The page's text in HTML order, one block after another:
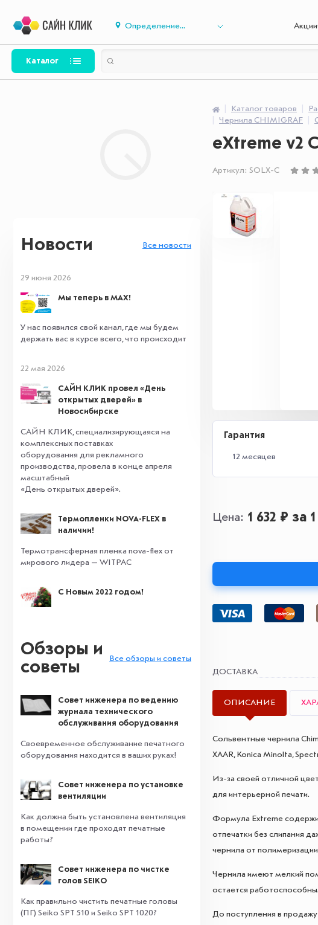
Определение... Акции
Каталог
Новости Все новости
29 июня 2026
Мы теперь в MAX!
У нас появился свой канал, где мы будем
держать вас в курсе всего, что происходит
22 мая 2026
САЙН КЛИК провел «День
открытых дверей» в
Новосибирске
САЙН КЛИК, специализирующаяся на
комплексных поставках
оборудования для рекламного
производства, провела в конце апреля
масштабный
«День открытых дверей».
Термопленки NOVA-FLEX в
наличии!
Термотрансферная пленка nova-flex от
мирового лидера — WITPAC
С Новым 2022 годом!
Обзоры и
советы
Все обзоры и советы
Совет инженера по ведению
журнала технического
обслуживания оборудования
Своевременное обслуживание печатного
оборудования находится в ваших руках!
Совет инженера по установке
вентиляции
Как должна быть установлена вентиляция
в помещении где проходят печатные
работы?
Совет инженера по чистке
голов SEIKO
Как правильно чистить печатные головы
(ПГ) Seiko SPT 510 и Seiko SPT 1020?
Каталог товаров
Чернила CHIMIGRAF
eXtreme v2
Артикул: SOLX-C
Гарантия
12 месяцев
Цена 1 632 ₽ за
ДОСТАВКА
ОПИСАНИЕ
Сольвентные чернила
XAAR, Konica Minolta,
Из-за своей отличной
для интерьерной печати.
Формула Extreme
отпечатки без слипания
чернила от
Чернила имеют мелкий
остается
До поступления в